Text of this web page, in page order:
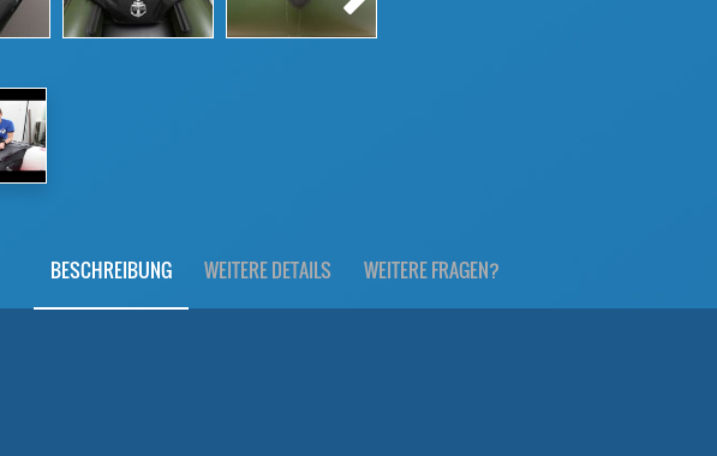
BESCHREIBUNG WEITERE DETAILS WEITERE FRAGEN?